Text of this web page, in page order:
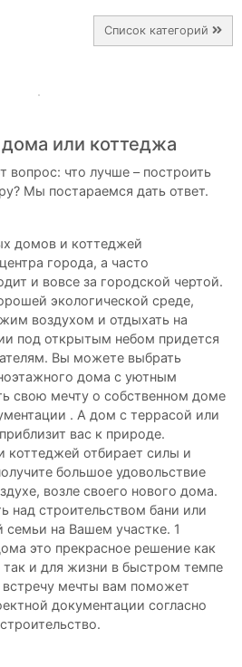
Список категорий
или коттеджа
вопрос: что лучше – построить
Мы постараемся дать ответ.
домов и коттеджей
города, а часто
и вовсе за городской чертой.
экологической среде,
воздухом и отдыхать на
под открытым небом придется
Вы можете выбрать
дома с уютным
свою мечту о собственном доме
. А дом с террасой или
вас к природе.
коттеджей отбирает силы и
большое удовольствие
возле своего нового дома.
над строительством бани или
семьи на Вашем участке. 1
это прекрасное решение как
и для жизни в быстром темпе
мечты вам поможет
документации согласно